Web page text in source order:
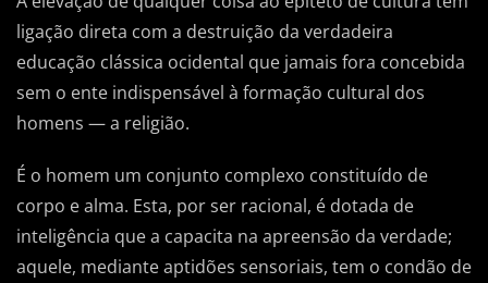
ligação direta com a destruição da verdadeira
educação clássica ocidental que jamais fora concebida
sem o ente indispensável à formação cultural dos
homens — a religião.
É o homem um conjunto complexo constituído de
corpo e alma. Esta, por ser racional, é dotada de
inteligência que a capacita na apreensão da verdade;
aquele, mediante aptidões sensoriais, tem o condão de